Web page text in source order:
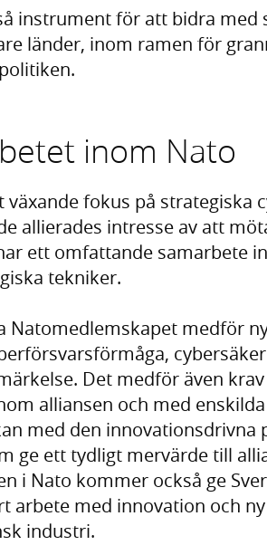
instrument för att bidra
länder, inom ramen för
inom Nato
växande fokus på strategiska
allierades intresse av att
ett omfattande samarbete
tekniker.
Natomedlemskapet medför
Det medför även
alliansen och med
med den innovationsdrivna
ge ett tydligt mervärde till
i Nato kommer också ge
arbete med innovation och
industri.